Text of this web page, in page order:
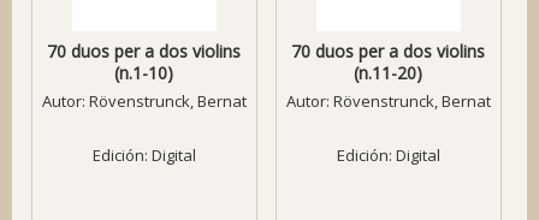
70 duos per a dos violins
(n.1-10)
Autor: Rövenstrunck, Bernat
Edición: Digital
70 duos per a dos violins
(n.11-20)
Autor: Rövenstrunck, Bernat
Edición: Digital